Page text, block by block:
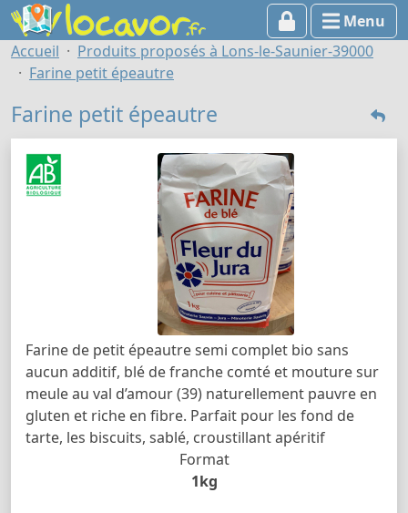
Menu
Accueil
Produits proposés à Lons-le-Saunier-39000
Farine petit épeautre
Farine petit épeautre
Farine de petit épeautre semi complet bio sans
aucun additif, blé de franche comté et mouture sur
meule au val d’amour (39) naturellement pauvre en
gluten et riche en fibre. Parfait pour les fond de
tarte, les biscuits, sablé, croustillant apéritif
Format
1kg